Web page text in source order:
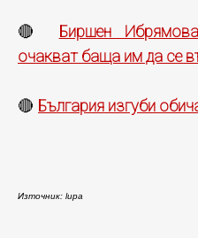
🔴
Биршен
очакват баща им да се
🔴 България изгуби
Източник: lupa